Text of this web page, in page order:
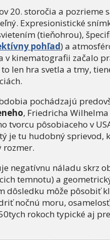
20. storočia a pozrieme
Expresionistické
(tieňohrou),
pohľad) a
v kinematografii začalo
len hra svetla a tmy,
pochádzajú
, Friedricha Wilhelma
tvorcu pôsobiaceho v
je tu hudobný sprievod,
rozmer.
negatívnu náladu skrz
temnotu) a
dôsledku môže pôsobiť
nočnú moru,
rokoch typické aj